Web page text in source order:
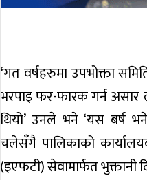
‘गत वर्षहरुमा उपभोक्ता
भरपाइ फर-फारक गर्न असार
थियो’ उनले भने ‘यस बर्ष
चलेसँगै पालिकाको
(इएफटी) सेवामार्फत भुक्तानी